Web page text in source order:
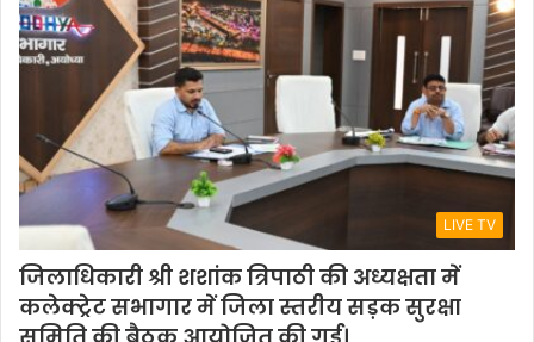
LIVE TV
जिलाधिकारी श्री शशांक त्रिपाठी की अध्यक्षता में
कलेक्ट्रेट सभागार में जिला स्तरीय सड़क सुरक्षा